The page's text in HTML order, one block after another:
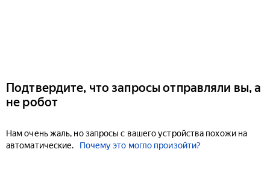
Подтвердите, что запросы отправляли вы, а
не робот
Нам очень жаль, но запросы с вашего устройства похожи на
автоматические.
Почему это могло произойти?